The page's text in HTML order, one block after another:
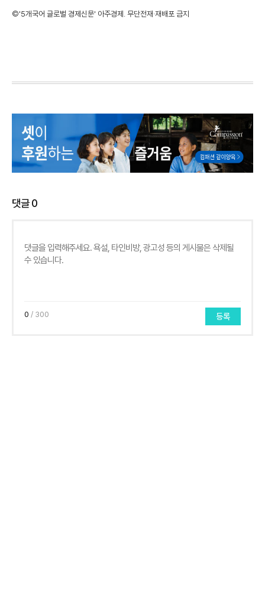
©'5개국어 글로벌 경제신문' 아주경제. 무단전재·재배포 금지
댓글0
0 / 300 등록